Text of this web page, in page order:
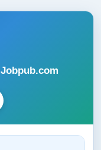
Jobpub.com